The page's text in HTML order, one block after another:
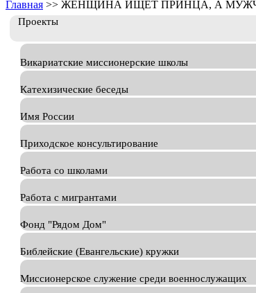
Главная >> ЖЕНЩИНА ИЩЕТ ПРИНЦА, А
Проекты
Викариатские миссионерские школы
Катехизические беседы
Имя России
Приходское консультирование
Работа со школами
Работа с мигрантами
Фонд "Рядом Дом"
Библейские (Евангельские) кружки
Миссионерское служение среди военнослужащих